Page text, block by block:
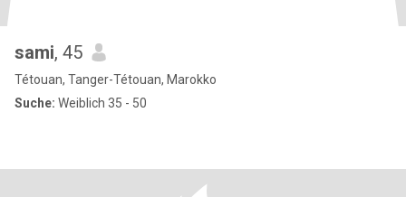
sami, 45
Tétouan, Tanger-Tétouan, Marokko
Suche: Weiblich 35 - 50